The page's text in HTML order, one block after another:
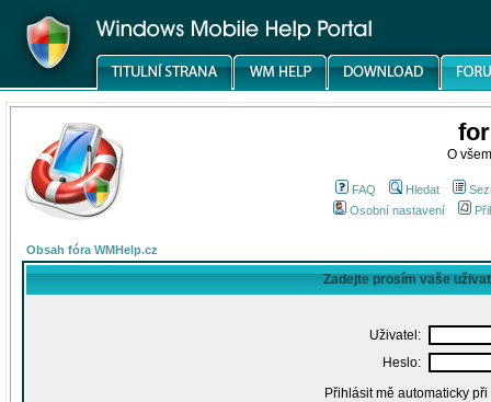
O
FAQ Hledat
Osobní nastavení
Obsah fóra WMHelp.cz
Zadejte prosím vaše
Uživatel:
Heslo:
Přihlásit mě automaticky